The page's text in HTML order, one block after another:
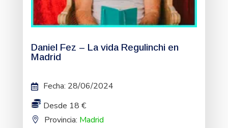
Daniel Fez – La vida Regulinchi en
Madrid
Fecha: 28/06/2024
Desde 18 €
Provincia: Madrid